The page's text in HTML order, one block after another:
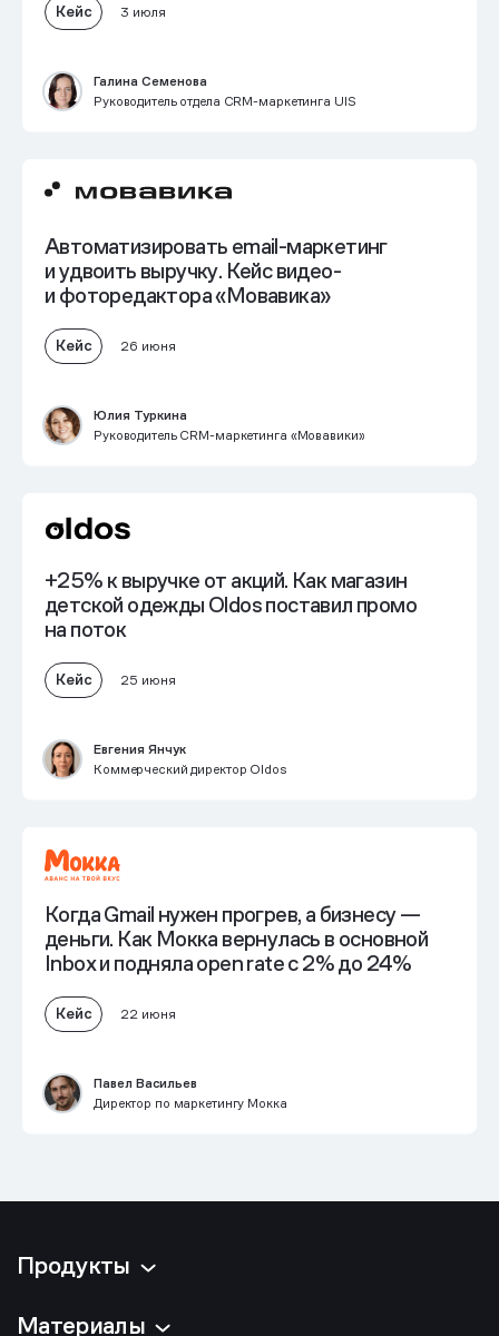
Кейс 3 июля
Галина Семенова
Руководитель отдела CRM-маркетинга UIS
Автоматизировать email-маркетинг
иудвоить выручку. Кейс видео-
и фоторедактора «Мовавика»
Кейс 26 июня
Юлия Туркина
Руководитель CRM-маркетинга «Мовавики»
+25% к выручке от акций. Как магазин
детской одежды Oldos поставил промо
на поток
Кейс 25 июня
Евгения Янчук
Коммерческий директор Oldos
Когда Gmail нужен прогрев, а бизнесу —
деньги. Как Мокка вернулась в основной
Inbox и подняла open rate с 2% до 24%
Кейс 22 июня
Павел Васильев
Директор по маркетингу Мокка
Продукты
Материалы